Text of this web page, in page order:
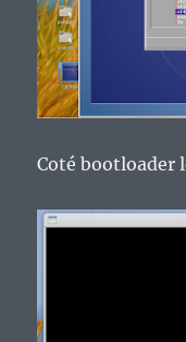
Coté bootloader